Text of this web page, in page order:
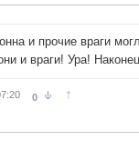
и прочие враги
и враги! Ура!
0 ↑